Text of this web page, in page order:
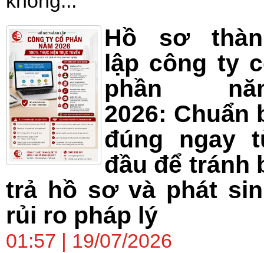
Hồ sơ
lập công ty
phần
2026: Chuẩn
đúng ngay
đầu để tránh
trả hồ sơ và phát
rủi ro pháp lý
01:57 | 19/07/2026